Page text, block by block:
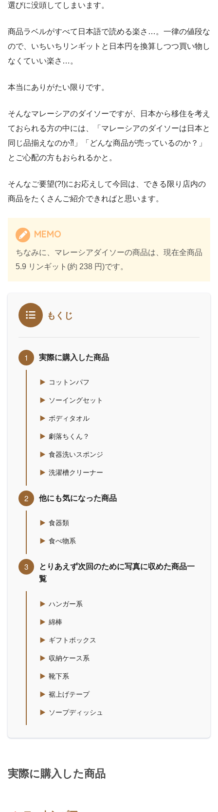
選びに没頭してしまいます。
商品ラベルがすべて日本語で読める楽さ…。一律の値段な
ので、いちいちリンギットと日本円を換算しつつ買い物し
なくていい楽さ…。
本当にありがたい限りです。
そんなマレーシアのダイソーですが、日本から移住を考え
ておられる方の中には、「マレーシアのダイソーは日本と
同じ品揃えなのか⁈」「どんな商品が売っているのか？」
とご心配の方もおられるかと。
そんなご要望(?!)にお応えして今回は、できる限り店内の
商品をたくさんご紹介できればと思います。
MEMO
ちなみに、マレーシアダイソーの商品は、現在全商品
5.9 リンギット(約 238 円)です。
もくじ
実際に購入した商品
コットンパフ
ソーイングセット
ボディタオル
劇落ちくん？
食器洗いスポンジ
洗濯槽クリーナー
他にも気になった商品
食器類
食べ物系
とりあえず次回のために写真に収めた商品一
覧
ハンガー系
綿棒
ギフトボックス
収納ケース系
靴下系
裾上げテープ
ソープディッシュ
実際に購入した商品